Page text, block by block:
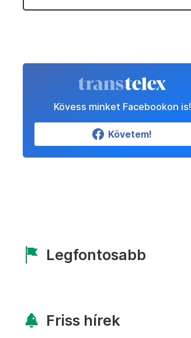
Kövess minket Facebookon is!
Követem!
Legfontosabb
Friss hírek